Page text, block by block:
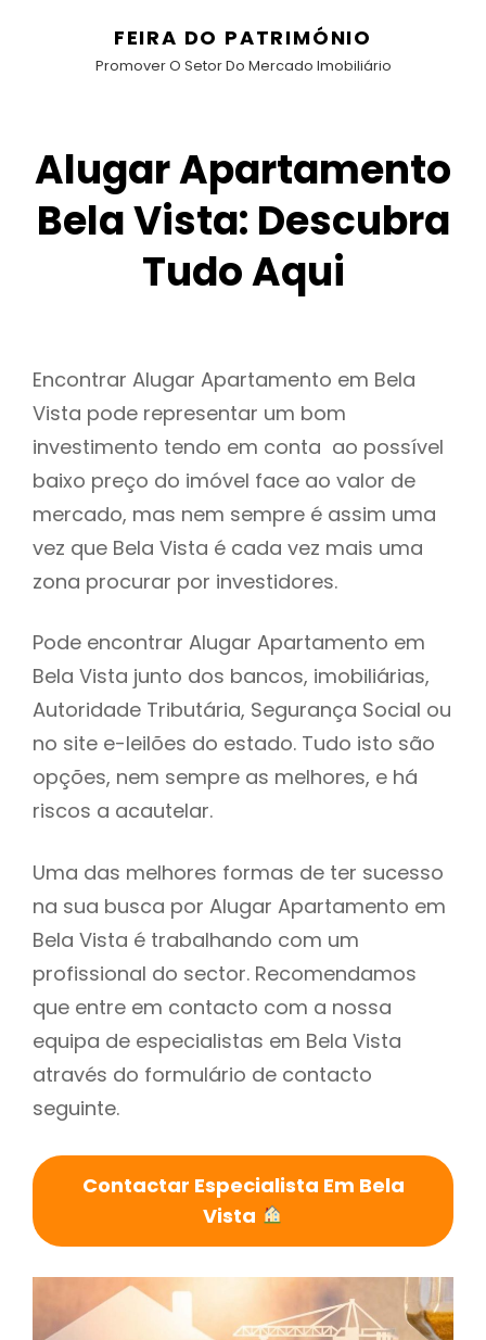
FEIRA DO PATRIMÓNIO
Promover O Setor Do Mercado Imobiliário
Alugar Apartamento
Bela Vista: Descubra
Tudo Aqui
Encontrar Alugar Apartamento em Bela
Vista pode representar um bom
investimento tendo em conta ao possível
baixo preço do imóvel face ao valor de
mercado, mas nem sempre é assim uma
vez que Bela Vista é cada vez mais uma
zona procurar por investidores.
Pode encontrar Alugar Apartamento em
Bela Vista junto dos bancos, imobiliárias,
Autoridade Tributária, Segurança Social ou
no site e-leilões do estado. Tudo isto são
opções, nem sempre as melhores, e há
riscos a acautelar.
Uma das melhores formas de ter sucesso
na sua busca por Alugar Apartamento em
Bela Vista é trabalhando com um
profissional do sector. Recomendamos
que entre em contacto com a nossa
equipa de especialistas em Bela Vista
através do formulário de contacto
seguinte.
Contactar Especialista Em Bela
Vista